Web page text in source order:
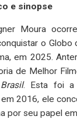
e sinopse
Moura
o
em 2025.
de Melhor
. Esta foi a
2016, ele
por seu papel em